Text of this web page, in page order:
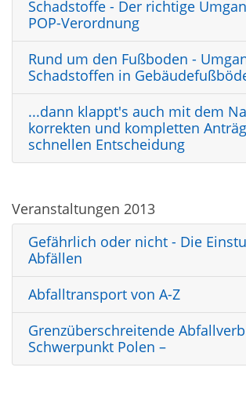
Schadstoffe - Der richtige
POP-Verordnung
Rund um den Fußboden -
Schadstoffen in
...dann klappt's auch mit dem
korrekten und kompletten
schnellen Entscheidung
Veranstaltungen 2013
Gefährlich oder nicht - Die
Abfällen
Abfalltransport von A-Z
Grenzüberschreitende
Schwerpunkt Polen –